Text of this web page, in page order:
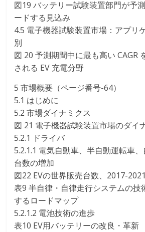
図19 バッテリー試験装置部門が予
ードする見込み
4.5 電子機器試験装置市場：アプリ
別
図 20 予測期間中に最も高い CAGR
される EV 充電分野
5 市場概要（ページ番号-64）
5.1 はじめに
5.2 市場ダイナミクス
図 21 電子機器試験装置市場のダイ
5.2.1 ドライバ
5.2.1.1 電気自動車、半自動運転車
台数の増加
図22 EVの世界販売台数、2017-
表9 半自律・自律走行システムの技
するロードマップ
5.2.1.2 電池技術の進歩
表10 EV用バッテリーの改良・革新